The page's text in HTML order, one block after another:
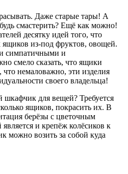
Даже старые тары! А
смастерить? Ещё как можно!
десятку идей того, что
ящиков из-под фруктов, овощей.
симпатичными и
смело сказать, что ящики
немаловажно, эти изделия
своего владельца!
для вещей? Требуется
ящиков, покрасить их. В
берёзы с цветочным
и крепёж колёсиков к
можно возить за собой куда